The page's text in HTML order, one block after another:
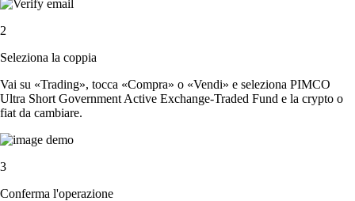
2
Seleziona la coppia
Vai su «Trading», tocca «Compra» o «Vendi» e seleziona PIMCO
Ultra Short Government Active Exchange-Traded Fund e la crypto o
fiat da cambiare.
3
Conferma l'operazione